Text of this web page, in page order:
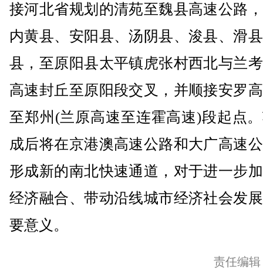
接河北省规划的清苑至魏县高速公路
内黄县、安阳县、汤阴县、浚县、滑
县，至原阳县太平镇虎张村西北与兰
高速封丘至原阳段交叉，并顺接安罗
至郑州(兰原高速至连霍高速)段起点
成后将在京港澳高速公路和大广高速
形成新的南北快速通道，对于进一步
经济融合、带动沿线城市经济社会发
要意义。
责任编